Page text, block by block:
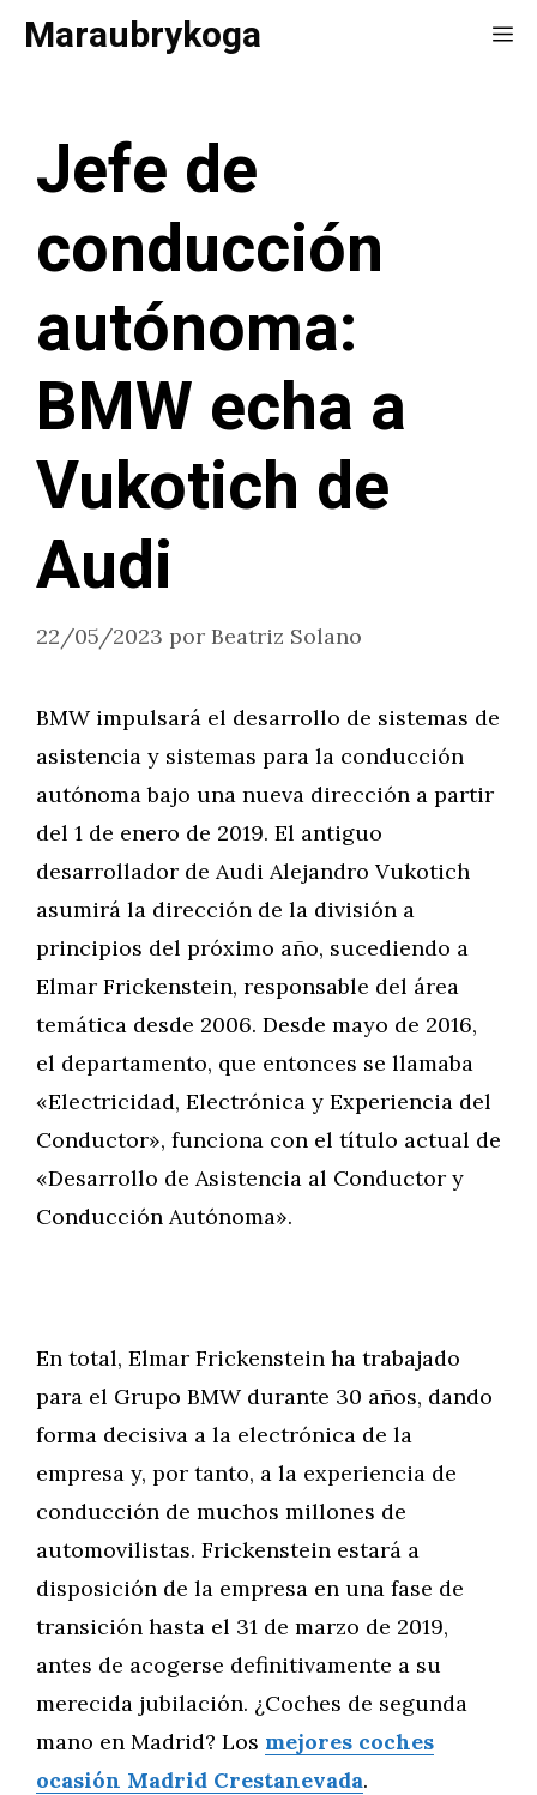
SaltarMaraubrykoga
Jefe de
conducción
autónoma:
BMW echa a
Vukotich de
Audi
22/05/2023 por Beatriz Solano
BMW impulsará el desarrollo de sistemas de
asistencia y sistemas para la conducción
autónoma bajo una nueva dirección a partir
del 1 de enero de 2019. El antiguo
desarrollador de Audi Alejandro Vukotich
asumirá la dirección de la división a
principios del próximo año, sucediendo a
Elmar Frickenstein, responsable del área
temática desde 2006. Desde mayo de 2016,
el departamento, que entonces se llamaba
«Electricidad, Electrónica y Experiencia del
Conductor», funciona con el título actual de
«Desarrollo de Asistencia al Conductor y
Conducción Autónoma».
En total, Elmar Frickenstein ha trabajado
para el Grupo BMW durante 30 años, dando
forma decisiva a la electrónica de la
empresa y, por tanto, a la experiencia de
conducción de muchos millones de
automovilistas. Frickenstein estará a
disposición de la empresa en una fase de
transición hasta el 31 de marzo de 2019,
antes de acogerse definitivamente a su
merecida jubilación. ¿Coches de segunda
mano en Madrid? Los mejores coches
ocasión Madrid Crestanevada.